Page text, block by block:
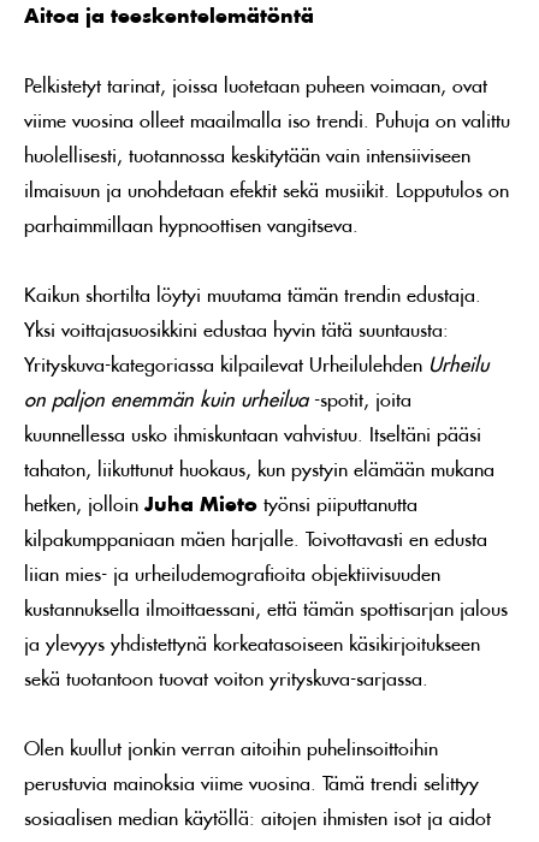
Aitoa ja teeskentelemätöntä
Pelkistetyt tarinat, joissa luotetaan puheen voimaan, ovat
viime vuosina olleet maailmalla iso trendi. Puhuja on valittu
huolellisesti, tuotannossa keskitytään vain intensiiviseen
ilmaisuun ja unohdetaan efektit sekä musiikit. Lopputulos on
parhaimmillaan hypnoottisen vangitseva.
Kaikun shortilta löytyi muutama tämän trendin edustaja.
Yksi voittajasuosikkini edustaa hyvin tätä suuntausta:
Yrityskuva-kategoriassa kilpailevat Urheilulehden Urheilu
on paljon enemmän kuin urheilua-spotit, joita
kuunnellessa usko ihmiskuntaan vahvistuu. Itseltäni pääsi
tahaton, liikuttunut huokaus, kun pystyin elämään mukana
hetken, jolloin Juha Mieto työnsi piiputtanutta
kilpakumppaniaan mäen harjalle. Toivottavasti en edusta
liian mies- ja urheiludemografioita objektiivisuuden
kustannuksella ilmoittaessani, että tämän spottisarjan jalous
ja ylevyys yhdistettynä korkeatasoiseen käsikirjoitukseen
sekä tuotantoon tuovat voiton yrityskuva-sarjassa.
Olen kuullut jonkin verran aitoihin puhelinsoittoihin
perustuvia mainoksia viime vuosina. Tämä trendi selittyy
sosiaalisen median käytöllä: aitojen ihmisten isot ja aidot